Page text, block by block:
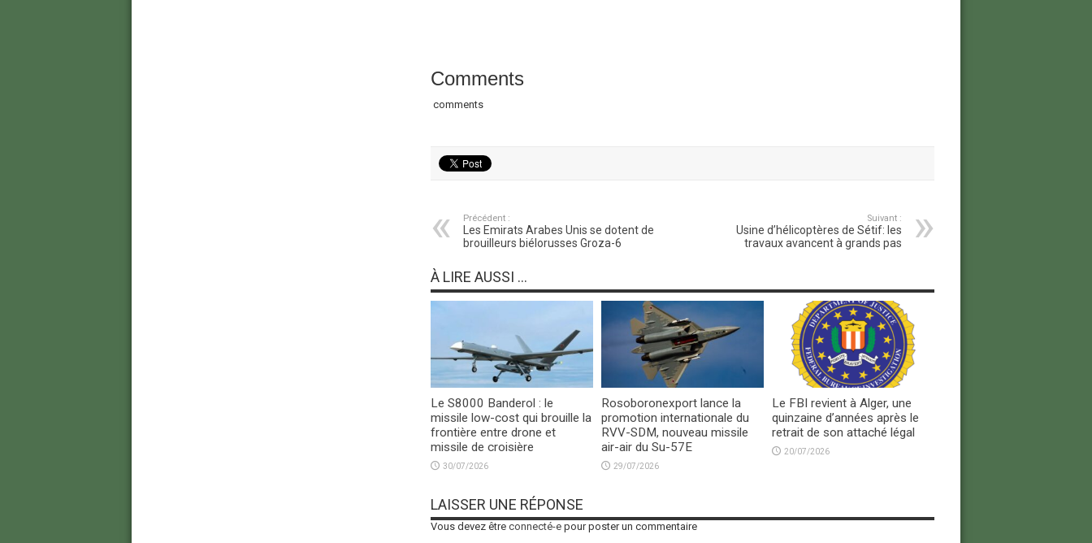
Comments
comments
Précédent :
Les Emirats Arabes Unis se dotent de
brouilleurs biélorusses Groza-6
Suivant :
Usine d’hélicoptères de Sétif: les
travaux avancent à grands pas
À LIRE AUSSI ...
Le S8000 Banderol : le
missile low-cost qui brouille la
frontière entre drone et
missile de croisière
30/07/2026
Rosoboronexport lance la
promotion internationale du
RVV-SDM, nouveau missile
air-air du Su-57E
29/07/2026
Le FBI revient à Alger, une
quinzaine d’années après le
retrait de son attaché légal
20/07/2026
LAISSER UNE RÉPONSE
Vous devez être connecté-epour poster un commentaire